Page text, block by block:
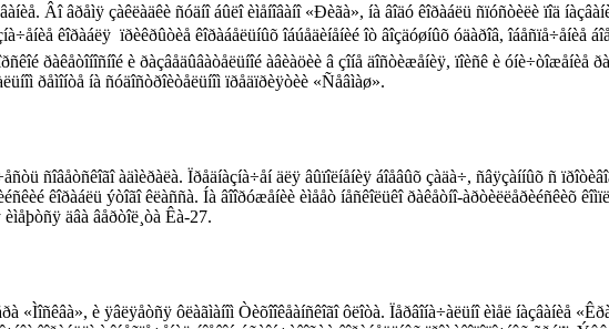
Âî âðåìÿ çàêëàäêè ñóäíî áûëî èìåíîâàíî «Ðèãà», íà âîäó êîðàáëü ñïóñòèëè ïîä
êîðàáëÿ  ïðèêðûòèå êîðàáåëüíûõ îáúåäèíåíèé îò âîçäóøíûõ óäàðîâ, îáåñïå÷åíèå
ðàêåòîíîñíîé è ðàçâåäûâàòåëüíîé àâèàöèè â çîíå äîñòèæåíèÿ, ïîèñê è óíè÷òîæåíèå
ðåìîíòå íà ñóäîñòðîèòåëüíîì ïðåäïðèÿòèè «Ñåâìàø».
ñîâåòñêîãî àäìèðàëà. Ïðåäíàçíà÷åí äëÿ âûïîëíåíèÿ áîåâûõ çàäà÷, ñâÿçàííûõ ñ
êîðàáëü ýòîãî êëàññà. Íà âîîðóæåíèè èìååò íåñêîëüêî ðàêåòíî-àðòèëëåðèéñêèõ
äâà âåðòîë¸òà Êà-27.
«Ìîñêâà», è ÿâëÿåòñÿ ôëàãìàíîì Òèõîîêåàíñêîãî ôëîòà. Ïåðâîíà÷àëüíî èìåë íàçâàíèå